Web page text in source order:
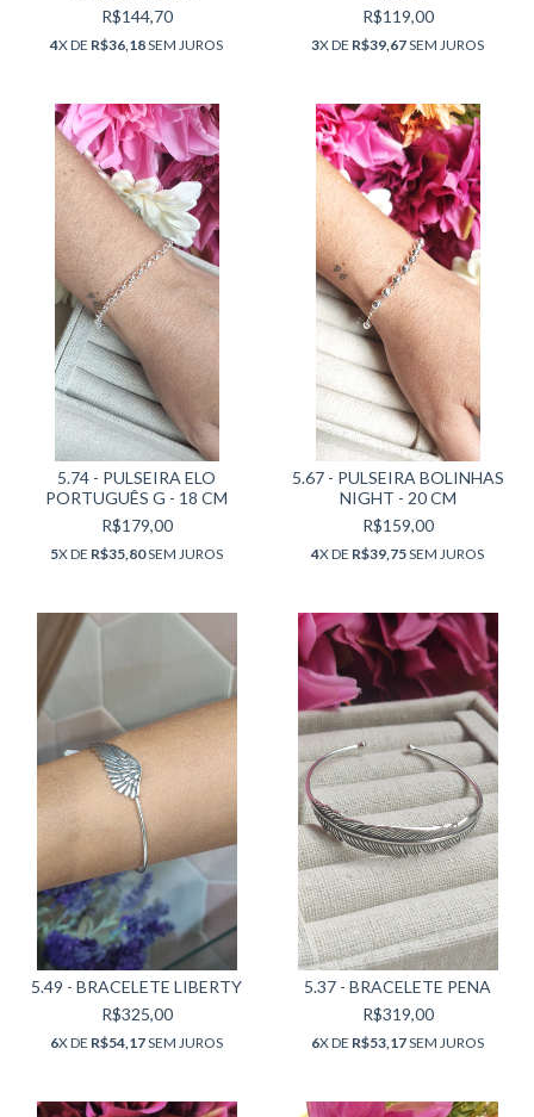
R$144,70
4X DE R$36,18SEM JUROS
R$119,00
3X DE R$39,67SEM JUROS
5.74 - PULSEIRA ELO
PORTUGUÊS G - 18 CM
R$179,00
5X DE R$35,80SEM JUROS
5.67 - PULSEIRA BOLINHAS
NIGHT - 20 CM
R$159,00
4X DE R$39,75SEM JUROS
5.49 - BRACELETE LIBERTY
R$325,00
6X DE R$54,17SEM JUROS
5.37 - BRACELETE PENA
R$319,00
6X DE R$53,17SEM JUROS